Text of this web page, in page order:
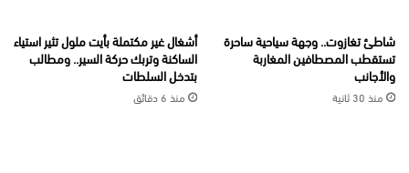
شاطئ تغازوت.. وجهة سياحية ساحرة
تستقطب المصطافين المغاربة
والأجانب
منذ 30 ثانية
أشغال غير مكتملة بأيت ملول تثير استياء
الساكنة وتربك حركة السير.. ومطالب
بتدخل السلطات
منذ 6 دقائق